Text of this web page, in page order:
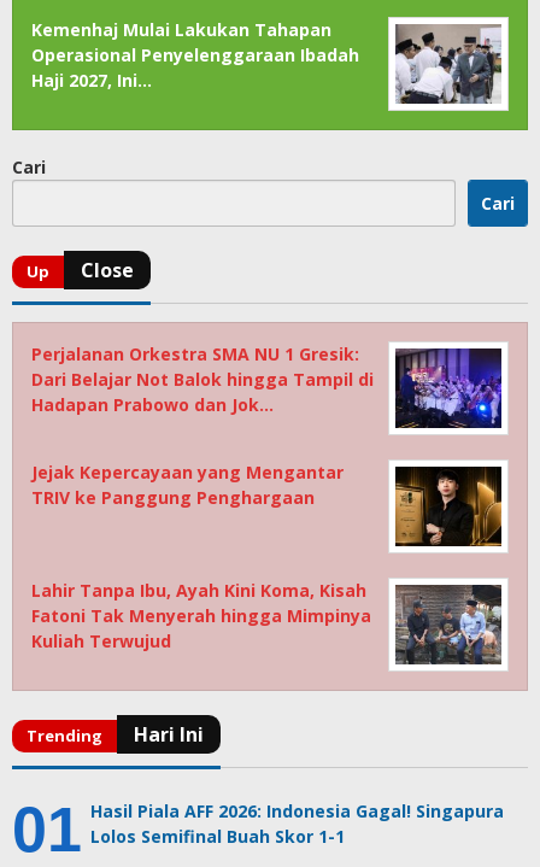
Kemenhaj Mulai Lakukan Tahapan
Operasional Penyelenggaraan Ibadah
Haji 2027, Ini…
Cari
Cari
Perjalanan Orkestra SMA NU 1 Gresik:
Dari Belajar Not Balok hingga Tampil di
Hadapan Prabowo dan Jok…
Jejak Kepercayaan yang Mengantar
TRIV ke Panggung Penghargaan
Lahir Tanpa Ibu, Ayah Kini Koma, Kisah
Fatoni Tak Menyerah hingga Mimpinya
Kuliah Terwujud
Hasil Piala AFF 2026: Indonesia Gagal! Singapura
Lolos Semifinal Buah Skor 1-1